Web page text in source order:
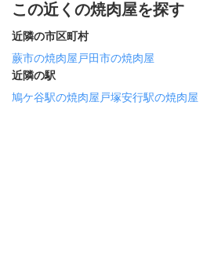
この近くの焼肉屋を探す
近隣の市区町村
蕨市の焼肉屋戸田市の焼肉屋
近隣の駅
鳩ケ谷駅の焼肉屋戸塚安行駅の焼肉屋